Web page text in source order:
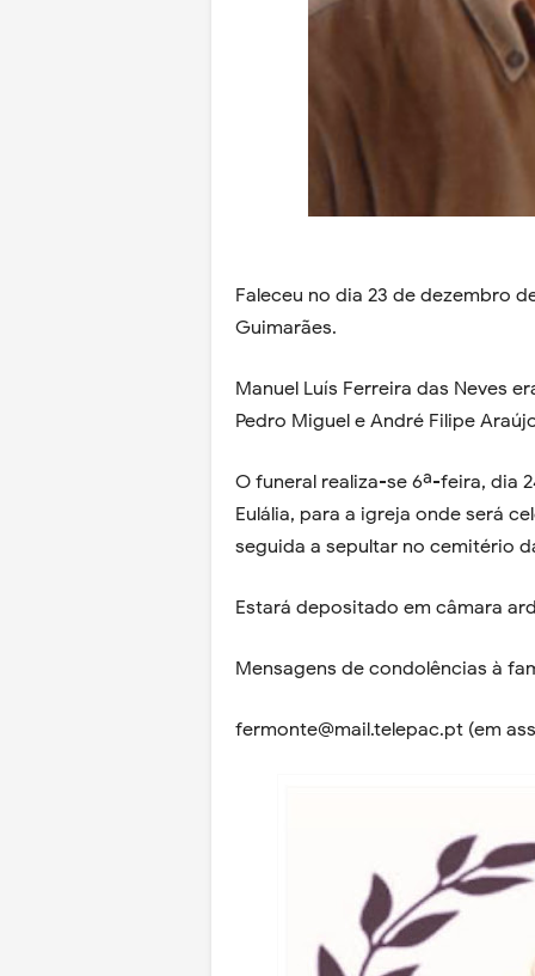
Faleceu no dia 23 de dezembro
Guimarães.
Manuel Luís Ferreira das Neves
Pedro Miguel e André Filipe
O funeral realiza-se 6ª-feira, dia
Eulália, para a igreja onde será
seguida a sepultar no cemitério
Estará depositado em câmara
Mensagens de condolências à
fermonte@mail.telepac.pt (em